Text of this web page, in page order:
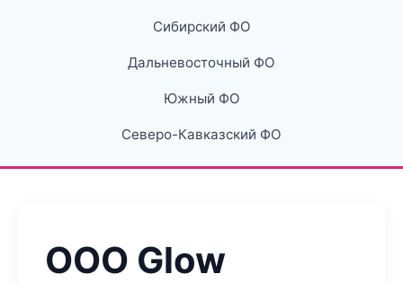
Сибирский ФО
Дальневосточный ФО
Южный ФО
Северо-Кавказский ФО
ООО Glow